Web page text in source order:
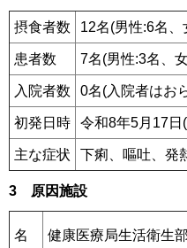
摂食者数 12名(男性:6名
患者数 7名(男性:3名、
入院者数 0名(入院者はお
初発日時 令和8年5月17
主な症状 下痢、嘔吐、発
3 原因施設
名
健康医療局生活衛生